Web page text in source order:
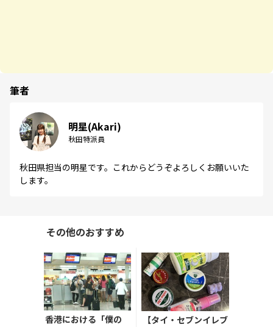
筆者
明星(Akari)
秋田特派員
秋田県担当の明星です。これからどうぞよろしくお願いいた
します。
その他のおすすめ
香港における「僕の
【タイ・セブンイレブ